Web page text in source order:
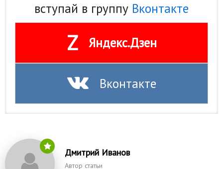
вступай в группу Вконтакте
Z Яндекс.Дзен
Вконтакте
Дмитрий Иванов
Автор статьи